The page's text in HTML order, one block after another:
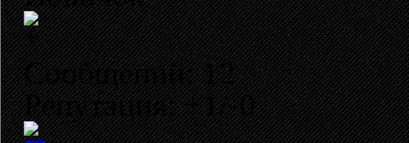
Сообщений: 12
Репутация: +1/-0